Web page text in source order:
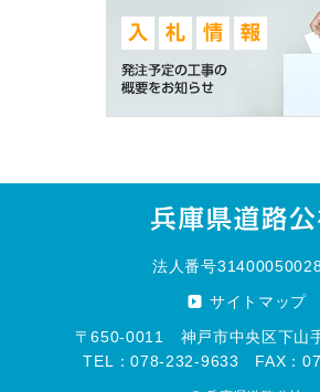
法人番号
サイトマップ
〒650-0011 神戸市中央区下山
TEL：078-232-9633 FAX：